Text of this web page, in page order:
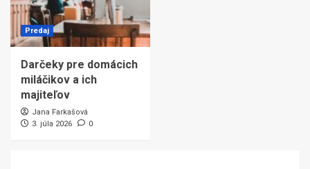
Predaj
Darčeky pre domácich
miláčikov a ich
majiteľov
Jana Farkašová
3. júla 2026
0